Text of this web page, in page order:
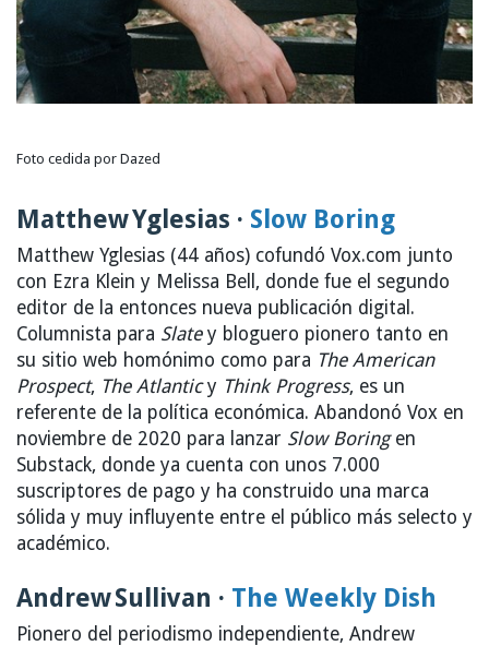
Foto cedida por Dazed
Matthew Yglesias · Slow Boring
Matthew Yglesias (44 años) cofundó Vox.com junto
con Ezra Klein y Melissa Bell, donde fue el segundo
editor de la entonces nueva publicación digital.
Columnista para Slatey bloguero pionero tanto en
su sitio web homónimo como para The American
Prospect, The Atlanticy Think Progress, es un
referente de la política económica. Abandonó Vox en
noviembre de 2020 para lanzar Slow Boringen
Substack, donde ya cuenta con unos 7.000
suscriptores de pago y ha construido una marca
sólida y muy influyente entre el público más selecto y
académico.
Andrew Sullivan · The Weekly Dish
Pionero del periodismo independiente, Andrew